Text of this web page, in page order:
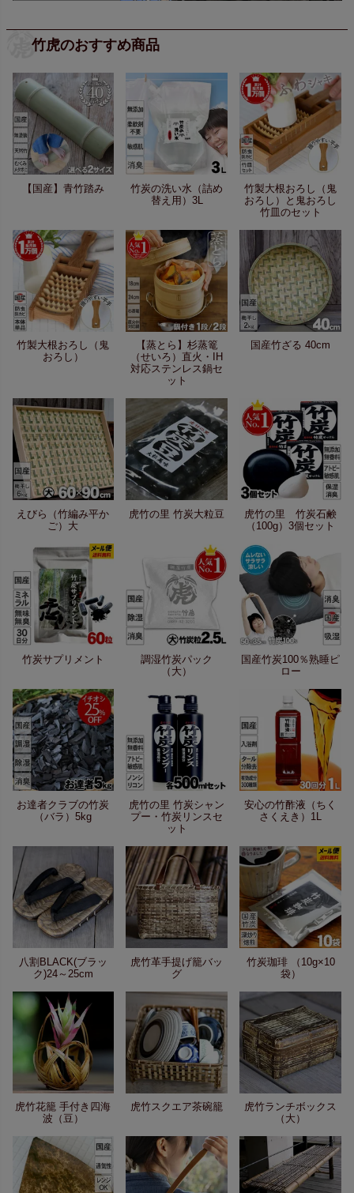
竹虎のおすすめ商品
【国産】青竹踏み
竹炭の洗い水（詰め
替え用）3L
竹製大根おろし（鬼
おろし）と鬼おろし
竹皿のセット
竹製大根おろし（鬼
おろし）
【蒸とら】杉蒸篭
（せいろ）直火・IH
対応ステンレス鍋セ
ット
国産竹ざる 40cm
えびら（竹編み平か
ご）大
虎竹の里 竹炭大粒豆
虎竹の里 竹炭石鹸
（100g）3個セット
竹炭サプリメント
調湿竹炭パック
（大）
国産竹炭100％熟睡ピ
ロー
お達者クラブの竹炭
（バラ）5kg
虎竹の里 竹炭シャン
プー・竹炭リンスセ
ット
安心の竹酢液（ちく
さくえき）1L
八割BLACK(ブラッ
ク)24～25cm
虎竹革手提げ籠バッ
グ
竹炭珈琲 （10g×10
袋）
虎竹花籠 手付き四海
波（豆）
虎竹スクエア茶碗籠
虎竹ランチボックス
（大）